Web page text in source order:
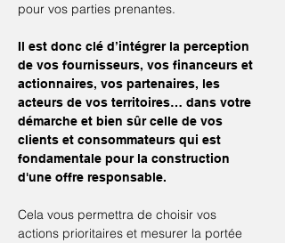
pour vos parties prenantes.
Il est donc clé d’intégrer la perception
de vos fournisseurs, vos financeurs et
actionnaires, vos partenaires, les
acteurs de vos territoires… dans votre
démarche et bien sûr celle de vos
clients et consommateurs qui est
fondamentale pour la construction
d'une offre responsable.
Cela vous permettra de choisir vos
actions prioritaires et mesurer la portée